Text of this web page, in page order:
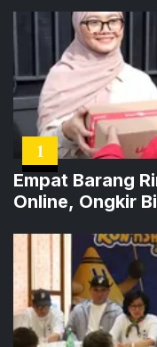
1
Empat Barang
Online, Ongkir